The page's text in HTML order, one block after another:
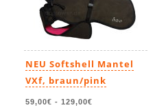
NEU Softshell Mantel
VXf, braun/pink
59,00€ - 129,00€